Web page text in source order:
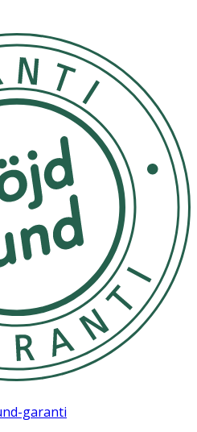
som i för
övervikt.
under utfodring.
tillgång till friskt vatten.
(50% lax),
och fetter, jästarter,
1 202 kJ/287 kcal/100 g,
råfetter: 7,0%, Växttråd:
garanti